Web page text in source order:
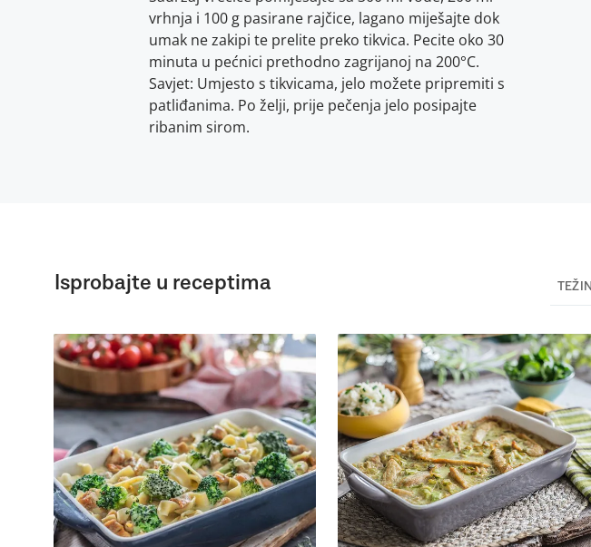
vrhnja i 100 g pasirane rajčice, lagano miješajte dok
umak ne zakipi te prelite preko tikvica. Pecite oko 30
minuta u pećnici prethodno zagrijanoj na 200°C.
Savjet: Umjesto s tikvicama, jelo možete pripremiti s
patliđanima. Po želji, prije pečenja jelo posipajte
ribanim sirom.
Isprobajte u receptima